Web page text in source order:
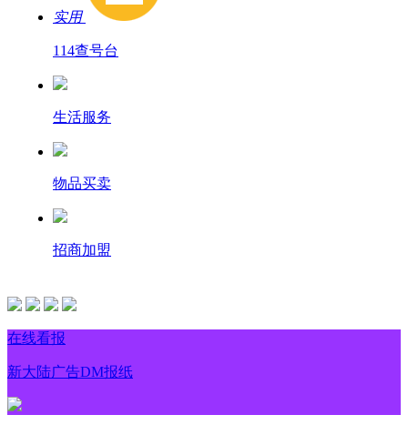
实用
114查号台
生活服务
物品买卖
招商加盟
在线看报
新大陆广告DM报纸